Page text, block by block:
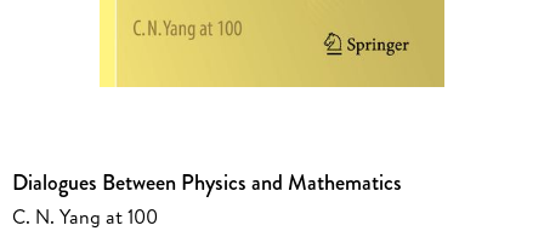
Dialogues Between Physics and Mathematics
C. N. Yang at 100